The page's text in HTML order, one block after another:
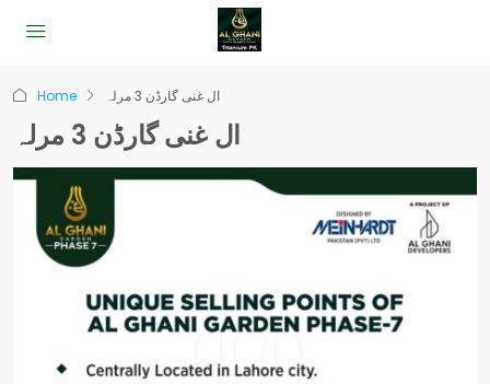
Home ال غنی گارڈن 3 مرلہ
ال غنی گارڈن 3 مرلہ